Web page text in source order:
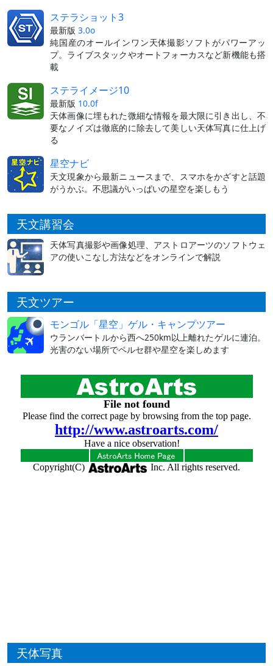
ステラショット3
最新版 3.0o
純国産のオールインワン天体撮影ソフトがパワーアッ
プ。ライブスタックやオートフォーカスなど新機能も搭
載
ステライメージ10
最新版 10.0f
天体画像に埋もれた微細な情報を最大限に引き出し、不
要なノイズは徹底的に除去して美しい天体写真に仕上げ
る
星空ナビ
天文現象から最新ニュースまで、スマホをかざすと話題
がうかぶ。不思議がいっぱいの星空を楽しもう
天文講習会
天体写真撮影や画像処理、アストロアーツのソフトウェ
アの使いこなし方法などをオンラインで解説
天文ツアー
モンゴル「星空」ゲル・キャンプツアー
ウランバートルから西へ250km以上離れたゲルに連泊。
光害のない場所でペルセ群や星空を楽しめます
天体写真